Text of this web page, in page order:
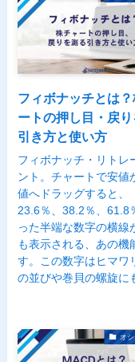
フィボナッチとは？
ートの押し目・戻
引き方と使い方
フィボナッチ・リトレ
ント。チャートで安値
値へドラッグすると、
23.6％、38.2％、61.8
った半端な数字の横線
も表示される、あの機
す。この数字はヒマワ
の並びや巻貝の螺旋に
オ